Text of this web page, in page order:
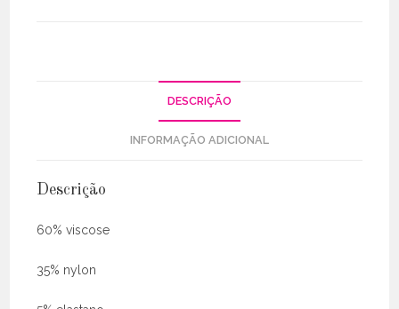
DESCRIÇÃO
INFORMAÇÃO ADICIONAL
Descrição
60% viscose
35% nylon